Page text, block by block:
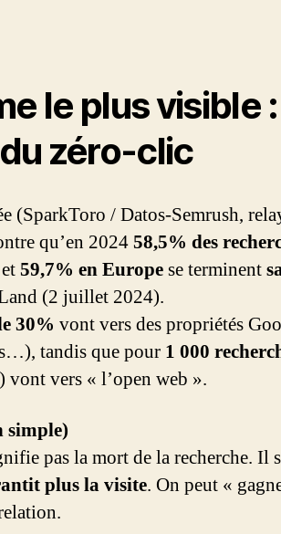
le plus visible :
zéro-clic
(SparkToro / Datos-Semrush,
qu’en 202458,5% des
et59,7% en Europese terminent
(2 juillet 2024).
30% vont vers des propriétés
tandis que pour 1 000
vont vers « l’open web ».
pas la mort de la recherche. Il
plus la visite. On peut «